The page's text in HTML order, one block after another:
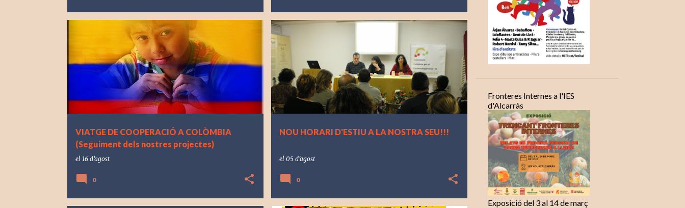
VIATGE DE COOPERACIÓ A COLÒMBIA
(Seguiment dels nostres projectes)
el 16 d’agost
0
NOU HORARI D'ESTIU A LA NOSTRA SEU!!!
el 05 d’agost
0
Fronteres Internes a l'IES
d'Alcarràs
Exposició del 3 al 14 de març